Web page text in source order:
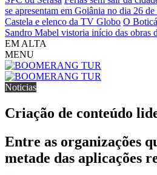
se apresentam em Goiânia no dia 26
Castela e elenco da TV Globo O
Sandro Mabel vistoria início das obras
EM ALTA
MENU
Noticias
Criação de conteúdo
Entre as organizações
metade das aplicações